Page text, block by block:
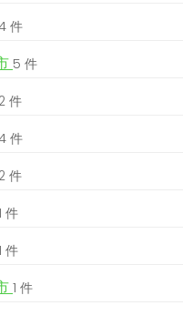
件
5 件
2 件
件
2 件
件
件
1 件